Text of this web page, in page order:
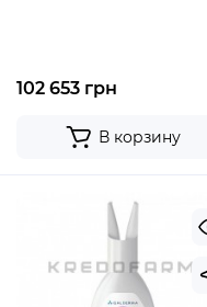
102 653 грн
В корзину